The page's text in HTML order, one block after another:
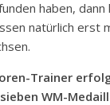
haben, dann
natürlich erst
Trainer
WM-